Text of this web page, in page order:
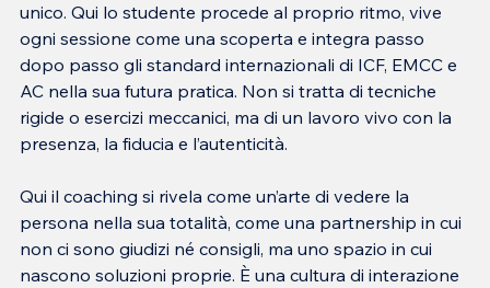
unico. Qui lo studente procede al proprio ritmo, vive
ogni sessione come una scoperta e integra passo
dopo passo gli standard internazionali di ICF, EMCC e
AC nella sua futura pratica. Non si tratta di tecniche
rigide o esercizi meccanici, ma di un lavoro vivo con la
presenza, la fiducia e l’autenticità.
Qui il coaching si rivela come un’arte di vedere la
persona nella sua totalità, come una partnership in cui
non ci sono giudizi né consigli, ma uno spazio in cui
nascono soluzioni proprie. È una cultura di interazione